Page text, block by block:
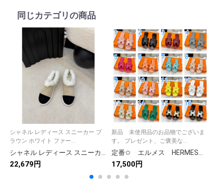
同じカテゴリの商品
シャネル レディース スニーカー ブ
ラウン ホワイト ファー...
シャネル レディース スニーカー ブラウン ホワイト ファー付き 4色入
22,679円
新品 未使用品のお品物でございま
す。 プレゼント、ご褒美な...
定番✩ エルメス HERMES オラン サンダル ヴォースイフト レディースサンダル スリッパ 室内/外履きOK 21色
17,500円